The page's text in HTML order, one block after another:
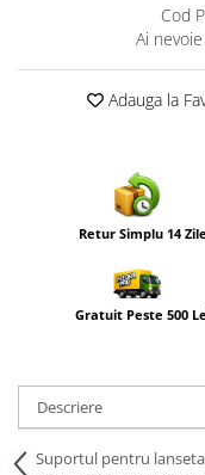
Cod
Ai
Adauga la
Retur Simplu 14 Zile
Gratuit Peste 500
Descriere
Suportul pentru lanseta